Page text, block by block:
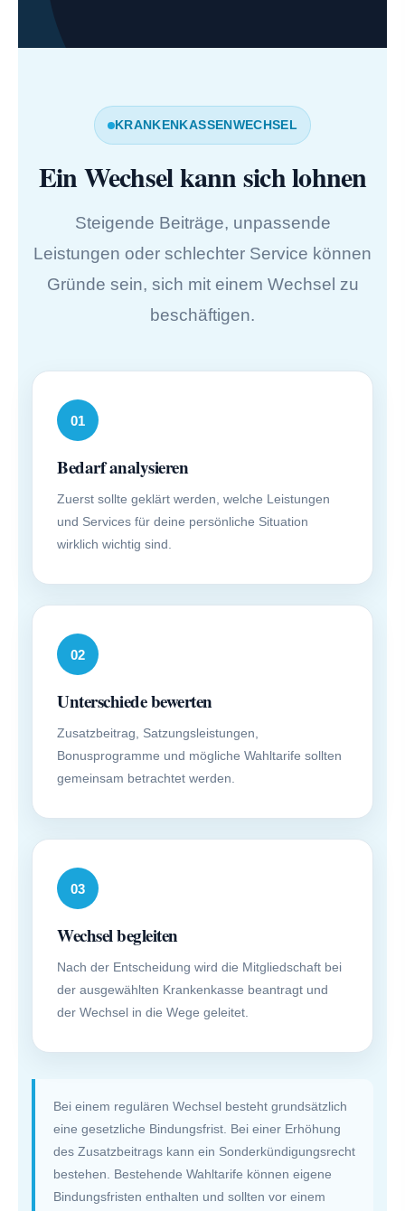
KRANKENKASSENWECHSEL
Ein Wechsel kann sich lohnen
Steigende Beiträge, unpassende
Leistungen oder schlechter Service können
Gründe sein, sich mit einem Wechsel zu
beschäftigen.
01
Bedarf analysieren
Zuerst sollte geklärt werden, welche Leistungen
und Services für deine persönliche Situation
wirklich wichtig sind.
02
Unterschiede bewerten
Zusatzbeitrag, Satzungsleistungen,
Bonusprogramme und mögliche Wahltarife sollten
gemeinsam betrachtet werden.
03
Wechsel begleiten
Nach der Entscheidung wird die Mitgliedschaft bei
der ausgewählten Krankenkasse beantragt und
der Wechsel in die Wege geleitet.
Bei einem regulären Wechsel besteht grundsätzlich
eine gesetzliche Bindungsfrist. Bei einer Erhöhung
des Zusatzbeitrags kann ein Sonderkündigungsrecht
bestehen. Bestehende Wahltarife können eigene
Bindungsfristen enthalten und sollten vor einem